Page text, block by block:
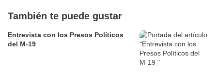
También te puede gustar
Entrevista con los Presos Políticos
del M-19